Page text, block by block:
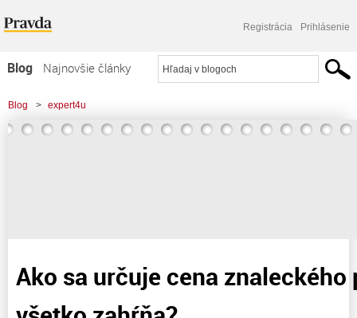
Registrácia Prihlásenie
Blog
Najnovšie články
Najčítanejšie články
Najkomentovanejšie články
Blog > expert4u
> Ako sa určuje cena znaleckého posudku a čo všetko zahŕňa?
Ako sa určuje cena znaleckého